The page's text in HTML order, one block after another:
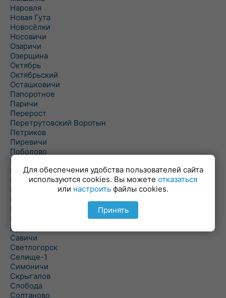
Наровля
Новая Гута
Новосёлки
Носовичи
Озаричи
Озерщина
Октябрь
Октябрьский
Осташковичи
Папоротное
Паричи
Перерост
Перетрутовский Воротын
Петриков
Пиревичи
Поболово
Поколюбичи
Полесье
Птичь
Речица
Ровенская Слобода
Рогачев
Рогинь
Рудня
Савичи
Светлогорск
Селище-1
Симоничи
Скрыгалов
Слобода
Солтаново
Для обеспечения удобства пользователей сайта
используются cookies. Вы можете отказаться
или настроить файлы cookies.
Принять